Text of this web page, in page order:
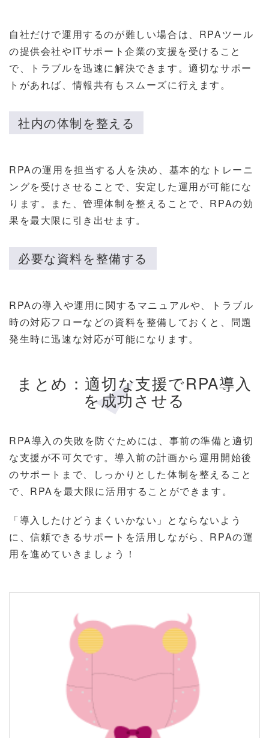
自社だけで運用するのが難しい場合は、RPAツール
の提供会社やITサポート企業の支援を受けること
で、トラブルを迅速に解決できます。適切なサポー
トがあれば、情報共有もスムーズに行えます。
社内の体制を整える
RPAの運用を担当する人を決め、基本的なトレーニ
ングを受けさせることで、安定した運用が可能にな
ります。また、管理体制を整えることで、RPAの効
果を最大限に引き出せます。
必要な資料を整備する
RPAの導入や運用に関するマニュアルや、トラブル
時の対応フローなどの資料を整備しておくと、問題
発生時に迅速な対応が可能になります。
まとめ：適切な支援でRPA導入
を成功させる
RPA導入の失敗を防ぐためには、事前の準備と適切
な支援が不可欠です。導入前の計画から運用開始後
のサポートまで、しっかりとした体制を整えること
で、RPAを最大限に活用することができます。
「導入したけどうまくいかない」とならないよう
に、信頼できるサポートを活用しながら、RPAの運
用を進めていきましょう！